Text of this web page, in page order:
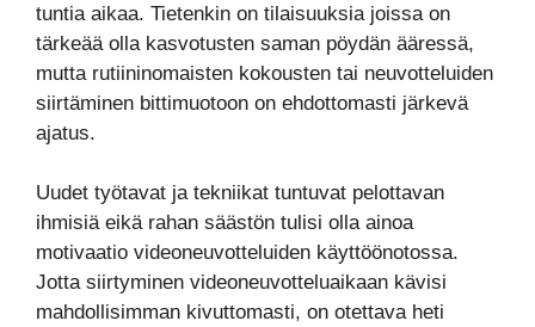
tuntia aikaa. Tietenkin on tilaisuuksia joissa on
tärkeää olla kasvotusten saman pöydän ääressä,
mutta rutiininomaisten kokousten tai neuvotteluiden
siirtäminen bittimuotoon on ehdottomasti järkevä
ajatus.
Uudet työtavat ja tekniikat tuntuvat pelottavan
ihmisiä eikä rahan säästön tulisi olla ainoa
motivaatio videoneuvotteluiden käyttöönotossa.
Jotta siirtyminen videoneuvotteluaikaan kävisi
mahdollisimman kivuttomasti, on otettava heti